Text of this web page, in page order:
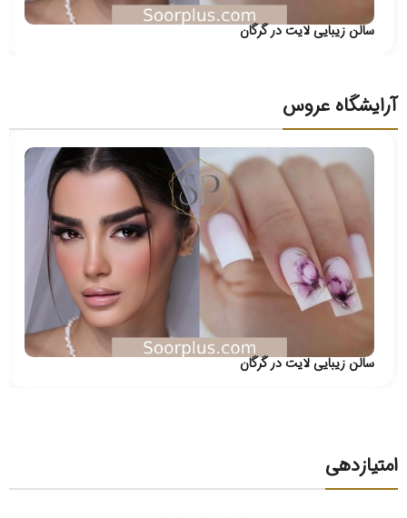
سالن زیبایی لایت در گرگان
آرایشگاه عروس
سالن زیبایی لایت در گرگان
امتیازدهی